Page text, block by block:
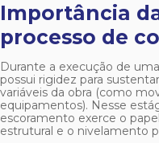
Importância
processo de
Durante a execução de
possui rigidez para
variáveis da obra (como
equipamentos). Nesse
escoramento exerce o
estrutural e o nivelamento